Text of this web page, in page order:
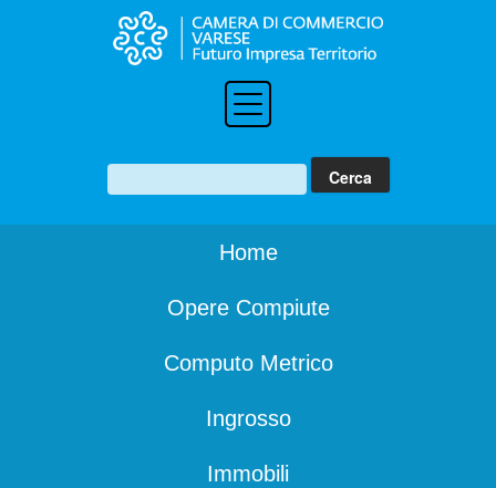
Home
Opere Compiute
Computo Metrico
Ingrosso
Immobili